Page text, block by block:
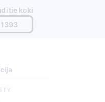
koki
1393